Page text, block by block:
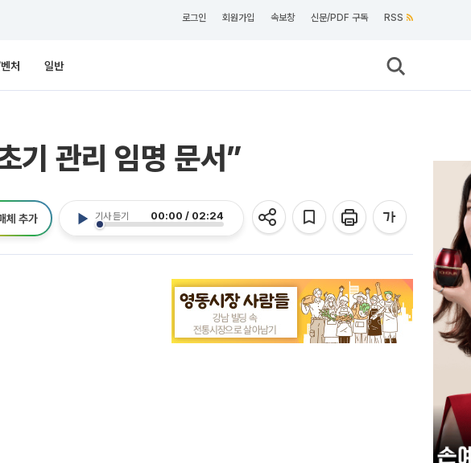
로그인 회원가입 속보창 신문/PDF 구독 RSS
처 일반
기 관리 임명 문서”
기사 듣기 00:00 / 02:24
체 추가